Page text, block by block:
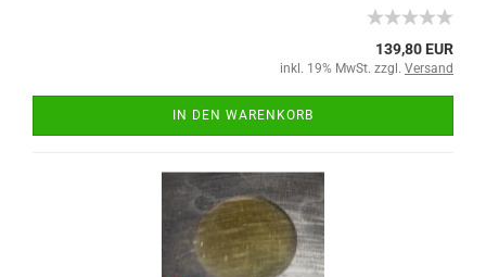
139,80 EUR
inkl. 19% MwSt. zzgl. Versand
IN DEN WARENKORB